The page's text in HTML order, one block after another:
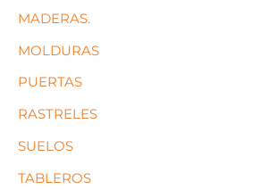
MADERAS.
MOLDURAS
PUERTAS
RASTRELES
SUELOS
TABLEROS